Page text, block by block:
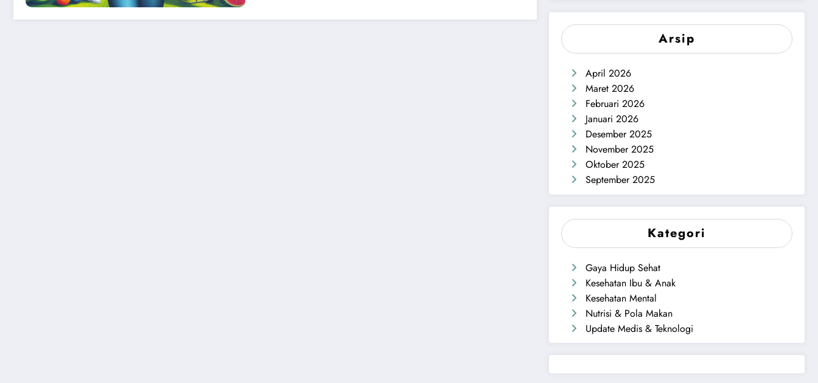
Arsip
April 2026
Maret 2026
Februari 2026
Januari 2026
Desember 2025
November 2025
Oktober 2025
September 2025
Kategori
Gaya Hidup Sehat
Kesehatan Ibu & Anak
Kesehatan Mental
Nutrisi & Pola Makan
Update Medis & Teknologi